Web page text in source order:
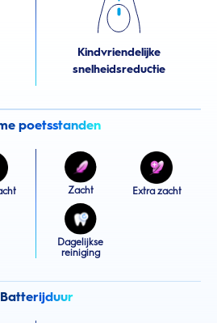
Kindvriendelijke
snelheidsreductie
poetsstanden
Zacht Extra zacht
Dagelijkse
reiniging
Batterijduur